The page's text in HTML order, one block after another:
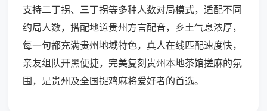
支持二丁拐、三丁拐等多种人数对局模式，适配不同
约局人数，搭配地道贵州方言配音，乡土气息浓厚，
每一句都充满贵州地域特色，真人在线匹配速度快，
亲友组队开黑便捷，完美复刻贵州本地茶馆搓麻的氛
围，是贵州及全国捉鸡麻将爱好者的首选。